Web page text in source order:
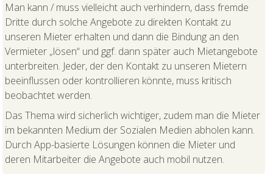
Man kann / muss vielleicht auch verhindern, dass fremde
Dritte durch solche Angebote zu direkten Kontakt zu
unseren Mieter erhalten und dann die Bindung an den
Vermieter „lösen“ und ggf. dann später auch Mietangebote
unterbreiten. Jeder, der den Kontakt zu unseren Mietern
beeinflussen oder kontrollieren könnte, muss kritisch
beobachtet werden.
Das Thema wird sicherlich wichtiger, zudem man die Mieter
im bekannten Medium der Sozialen Medien abholen kann.
Durch App-basierte Lösungen können die Mieter und
deren Mitarbeiter die Angebote auch mobil nutzen.